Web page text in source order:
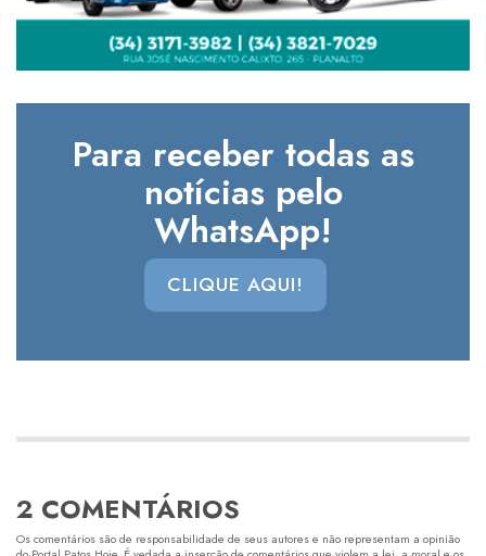
Para receber todas as
notícias pelo
WhatsApp!
CLIQUE AQUI!
2 COMENTÁRIOS
Os comentários são de responsabilidade de seus autores e não representam a opinião